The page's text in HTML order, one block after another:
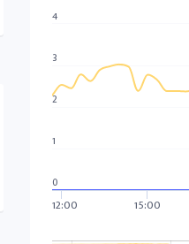
12:00 15:00
0
1
2
3
4